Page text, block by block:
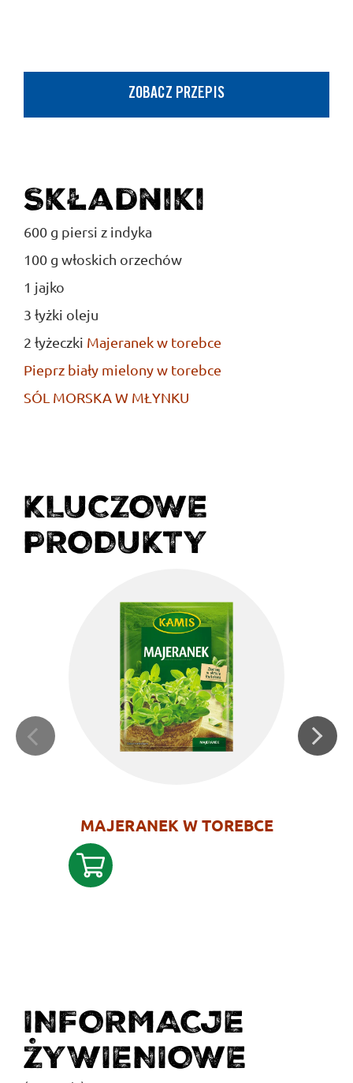
ZOBACZ PRZEPIS
Składniki
600 g piersi z indyka
100 g włoskich orzechów
1 jajko
3 łyżki oleju
2 łyżeczki Majeranek w torebce
Pieprz biały mielony w torebce
SÓL MORSKA W MŁYNKU
KLUCZOWE
PRODUKTY
MAJERANEK W TOREBCE
INFORMACJE
ŻYWIENIOWE